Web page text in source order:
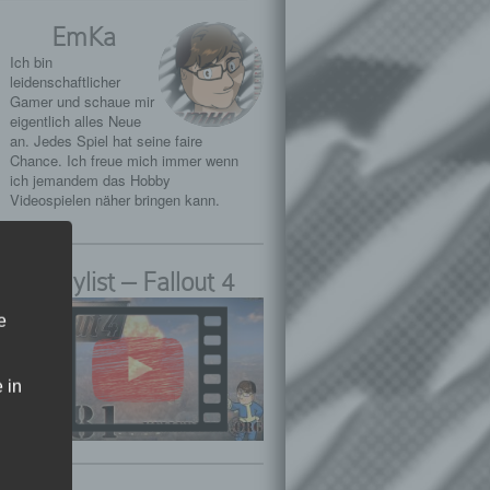
EmKa
Ich bin
leidenschaftlicher
Gamer und schaue mir
eigentlich alles Neue
an. Jedes Spiel hat seine faire
Chance. Ich freue mich immer wenn
ich jemandem das Hobby
Videospielen näher bringen kann.
Playlist – Fallout 4
in